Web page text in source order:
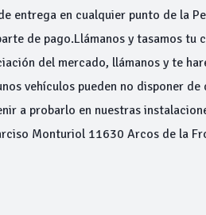
entrega en cualquier punto de la
de pago.Llámanos y tasamos tu
del mercado, llámanos y te
vehículos pueden no disponer
a probarlo en nuestras
Monturiol 11630 Arcos de la